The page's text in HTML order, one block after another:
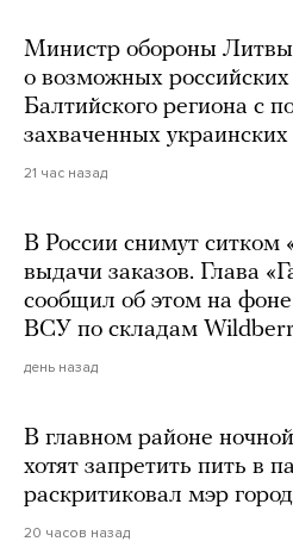
Министр обороны
о возможных
Балтийского региона с
захваченных
21 час назад
В России снимут ситком
выдачи заказов. Глава
сообщил об этом на
ВСУ по складам
день назад
В главном районе
хотят запретить пить в
раскритиковал мэр
20 часов назад